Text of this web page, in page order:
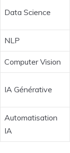
Data Science
NLP
Computer Vision
IA Générative
Automatisation
IA